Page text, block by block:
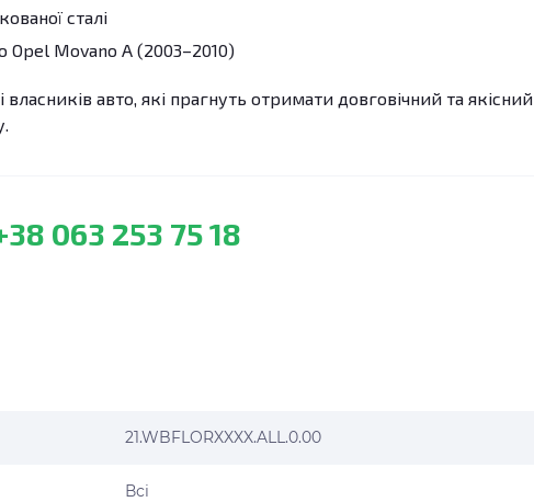
сталі
Opel Movano A (2003–2010)
авто, які прагнуть отримати довговічний та якісний
063 253 75 18
21.WBFLORXXXX.ALL.0.00
Всі